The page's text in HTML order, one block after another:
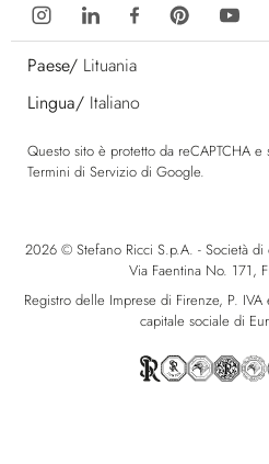
Paese/ Lituania
Lingua/ Italiano
Questo sito è protetto da reCAPTCHA e
Termini di Servizio di Google.
2026 © Stefano Ricci S.p.A. - Società
Via Faentina No. 171,
Registro delle Imprese di Firenze, P.
capitale sociale di